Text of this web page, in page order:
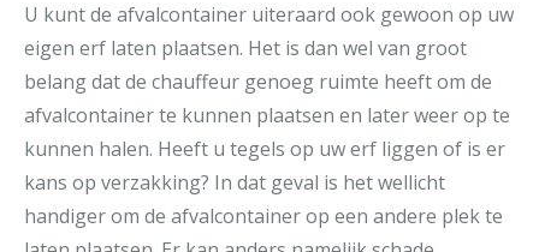
U kunt de afvalcontainer uiteraard ook gewoon op uw
eigen erf laten plaatsen. Het is dan wel van groot
belang dat de chauffeur genoeg ruimte heeft om de
afvalcontainer te kunnen plaatsen en later weer op te
kunnen halen. Heeft u tegels op uw erf liggen of is er
kans op verzakking? In dat geval is het wellicht
handiger om de afvalcontainer op een andere plek te